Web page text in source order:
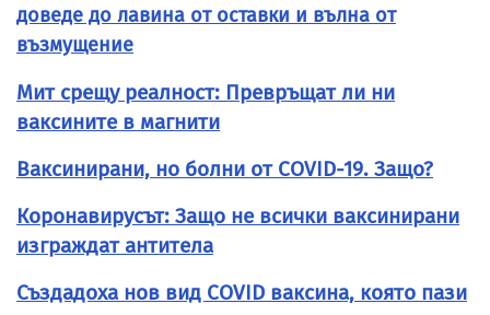
доведе до лавина от оставки и вълна от
възмущение
Мит срещу реалност: Превръщат ли ни
ваксините в магнити
Ваксинирани, но болни от COVID-19. Защо?
Коронавирусът: Защо не всички ваксинирани
изграждат антитела
Създадоха нов вид COVID ваксина, която пази